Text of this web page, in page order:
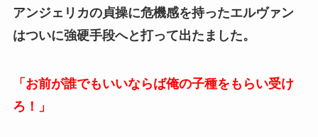
アンジェリカの貞操に危機感を持ったエルヴァン
はついに強硬手段へと打って出たました。
「お前が誰でもいいならば俺の子種をもらい受け
ろ！」